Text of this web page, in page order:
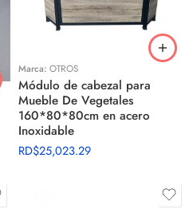
Marca: OTROS
Módulo de cabezal para
Mueble De Vegetales
160*80*80cm en acero
Inoxidable
RD$25,023.29